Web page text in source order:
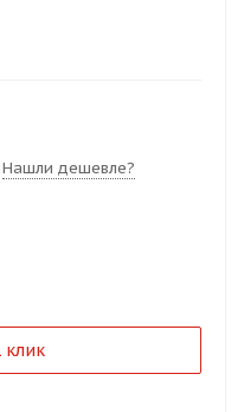
Нашли дешевле?
клик